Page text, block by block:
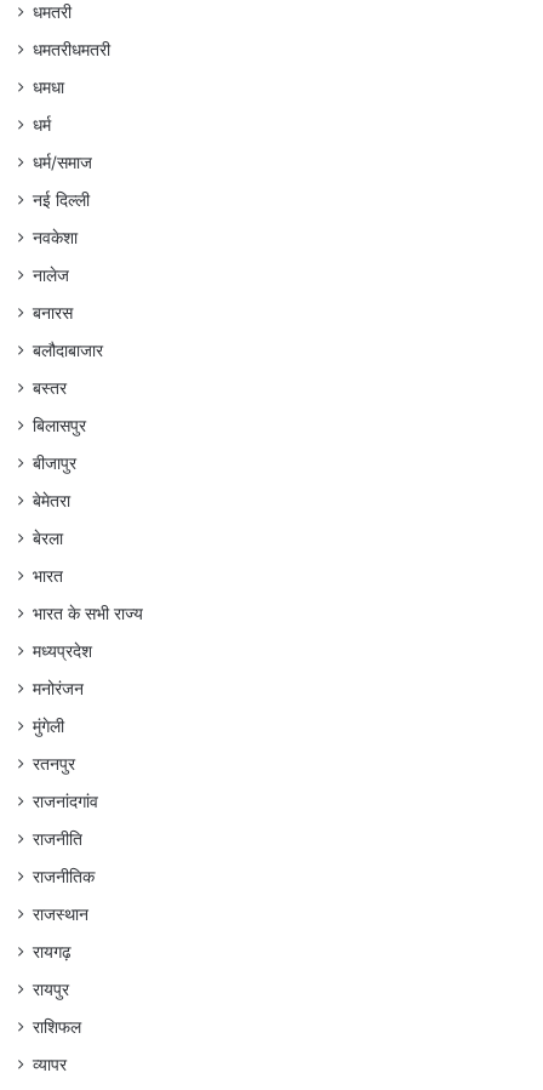
धमतरी
धमतरीधमतरी
धमधा
धर्म
धर्म/समाज
नई दिल्ली
नवकेशा
नालेज
बनारस
बलौदाबाजार
बस्तर
बिलासपुर
बीजापुर
बेमेतरा
बेरला
भारत
भारत के सभी राज्य
मध्यप्रदेश
मनोरंजन
मुंगेली
रतनपुर
राजनांदगांव
राजनीति
राजनीतिक
राजस्थान
रायगढ़
रायपुर
राशिफल
व्यापर